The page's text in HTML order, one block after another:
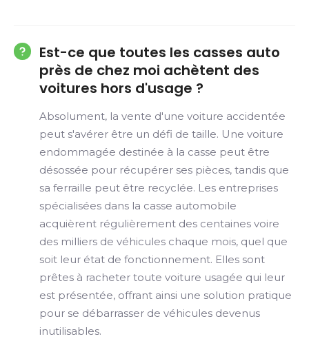
Est-ce que toutes les casses auto
près de chez moi achètent des
voitures hors d'usage ?
Absolument, la vente d'une voiture accidentée
peut s'avérer être un défi de taille. Une voiture
endommagée destinée à la casse peut être
désossée pour récupérer ses pièces, tandis que
sa ferraille peut être recyclée. Les entreprises
spécialisées dans la casse automobile
acquièrent régulièrement des centaines voire
des milliers de véhicules chaque mois, quel que
soit leur état de fonctionnement. Elles sont
prêtes à racheter toute voiture usagée qui leur
est présentée, offrant ainsi une solution pratique
pour se débarrasser de véhicules devenus
inutilisables.